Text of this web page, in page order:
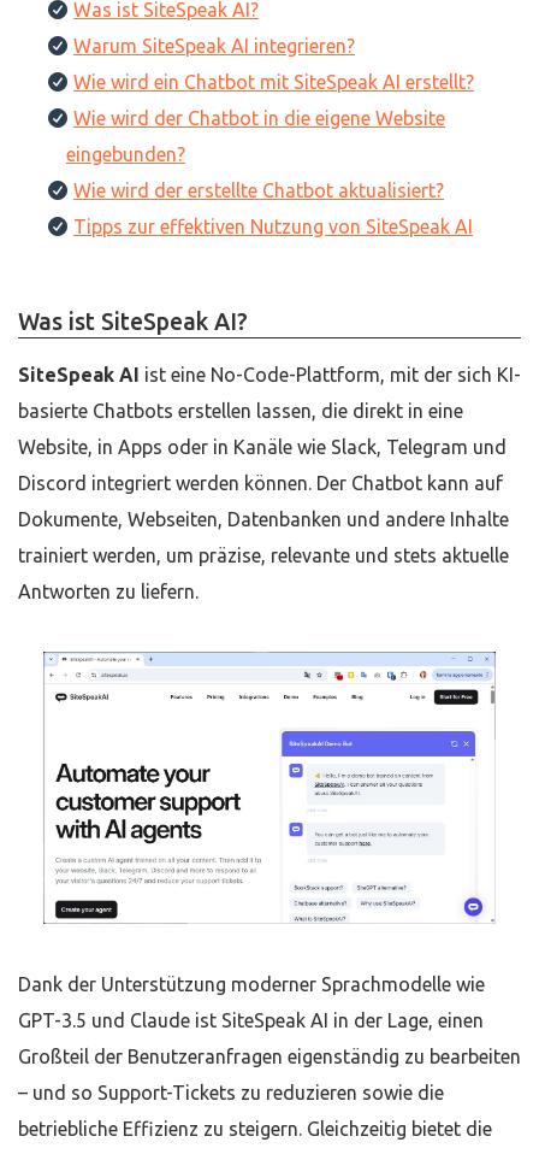
Was ist SiteSpeak AI?
Warum SiteSpeak AI integrieren?
Wie wird ein Chatbot mit SiteSpeak AI erstellt?
Wie wird der Chatbot in die eigene Website
eingebunden?
Wie wird der erstellte Chatbot aktualisiert?
Tipps zur effektiven Nutzung von SiteSpeak AI
Was ist SiteSpeak AI?
SiteSpeak AI
ist eine No-Code-Plattform, mit der sich KI-
basierte Chatbots erstellen lassen, die direkt in eine
Website, in Apps oder in Kanäle wie Slack, Telegram und
Discord integriert werden können. Der Chatbot kann auf
Dokumente, Webseiten, Datenbanken und andere Inhalte
trainiert werden, um präzise, relevante und stets aktuelle
Antworten zu liefern.
Dank der Unterstützung moderner Sprachmodelle wie
GPT-3.5 und Claude ist SiteSpeak AI in der Lage, einen
Großteil der Benutzeranfragen eigenständig zu bearbeiten
– und so Support-Tickets zu reduzieren sowie die
betriebliche Effizienz zu steigern. Gleichzeitig bietet die